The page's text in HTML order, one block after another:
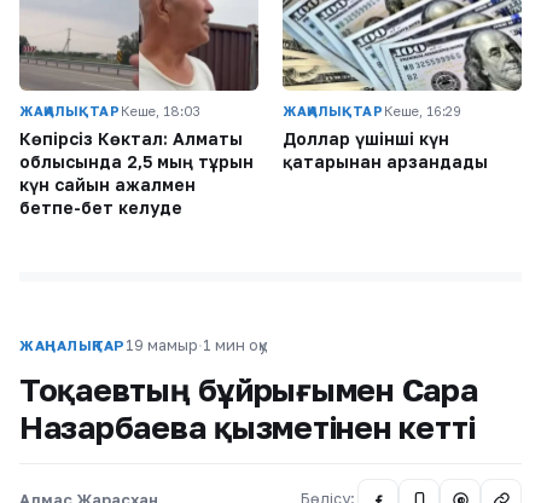
ЖАҢАЛЫҚТАР Кеше, 18:03
Көпірсіз Көктaл: Алматы
облысында 2,5 мың тұрғын
күн сайын ажалмен
бетпе-бет келуде
ЖАҢАЛЫҚТАР Кеше, 16:29
Доллар үшінші күн
қатарынан арзандады
ЖАҢАЛЫҚТАР 19 мамыр·1 мин оқу
Тоқаевтың бұйрығымен Сара
Назарбаева қызметінен кетті
Алмас Жарасхан Бөлісу: @